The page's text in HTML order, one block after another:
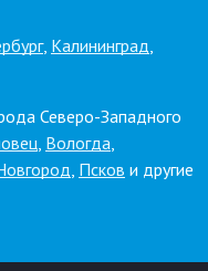
, Калининград,
Северо-Западного
, Вологда,
, Псков и другие